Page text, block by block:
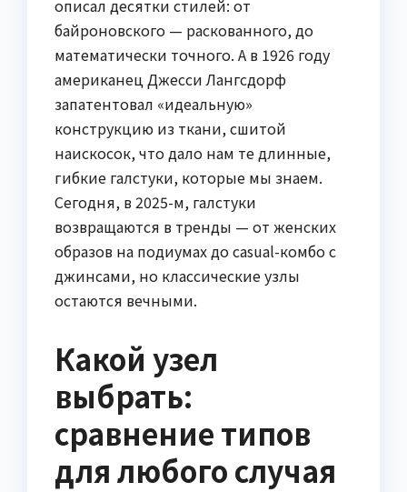
описал десятки стилей: от
байроновского — раскованного, до
математически точного. А в 1926 году
американец Джесси Лангсдорф
запатентовал «идеальную»
конструкцию из ткани, сшитой
наискосок, что дало нам те длинные,
гибкие галстуки, которые мы знаем.
Сегодня, в 2025-м, галстуки
возвращаются в тренды — от женских
образов на подиумах до casual-комбо с
джинсами, но классические узлы
остаются вечными.
Какой узел
выбрать:
сравнение типов
для любого случая